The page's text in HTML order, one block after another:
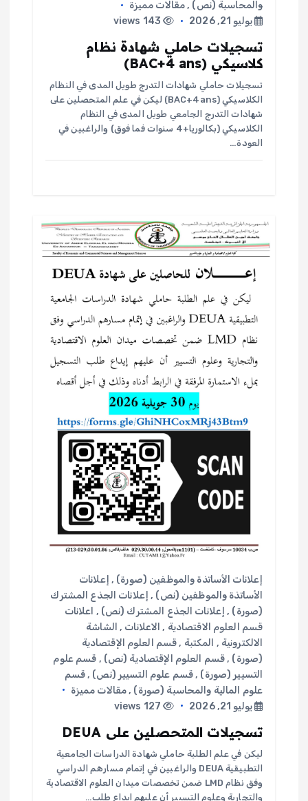
والمحاسبة (نص) ,مقالات مميزة
يوليو 21, 2026
143 views
تسجيلات حاملي شهادة نظام
كلاسيكي (BAC+4 ans)
تسجيلات حاملي شهادات التدرج طويل المدى في النظام
الكلاسيكي (BAC+4ans) ليكن في علم المتحصلين على
شهادات التدرج الجامعي طويل المدى في النظام
الكلاسيكي (بكالوريا+4 سنوات فما فوق) والراغبين في
العودة…
إعلانات الأساتذة والموظفين (صورة) , إعلانات
الأساتذة والموظفين (نص) , إعلانات الجذع المشترك
(صورة) , إعلانات الجذع المشترك (نص) , اعلانات
قسم العلوم الاقتصادية , الاعلانات , الشاشة
الالكترونية , المكتبة ,قسم العلوم الإقتصادية
(صورة) ,قسم العلوم الإقتصادية (نص) , قسم علوم
التسيير (صورة) ,قسم علوم التسيير (نص) ,قسم
علوم المالية والمحاسبة (صورة) ,مقالات مميزة
يوليو 21, 2026
127 views
تسجيلات المتحصلين على DEUA
ليكن في علم الطلبة حاملي شهادة الدراسات الجامعية
التطبيقية DEUA والراغبين في إتمام مسارهم الدراسي
وفق نظام LMD ضمن تخصصات ميدان العلوم الاقتصادية
والتجارية وعلوم التسيير أن عليهم إيداع طلب…